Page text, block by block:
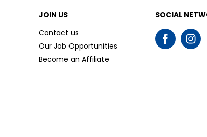
JOIN US
Contact us
Our Job Opportunities
Become an Affiliate
SOCIAL